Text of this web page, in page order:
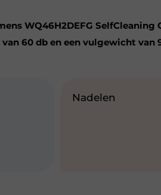
WQ46H2DEFG SelfCleaning
60 db en een vulgewicht van
Nadelen